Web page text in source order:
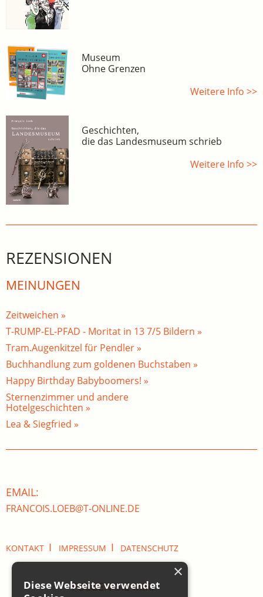
Museum
Ohne Grenzen
Weitere Info >>
Geschichten,
die das Landesmuseum schrieb
Weitere Info >>
REZENSIONEN
MEINUNGEN
Zeitweichen »
T-RUMP-EL-PFAD - Moritat in 13 7/5 Bildern »
Tram.Augenkitzel für Pendler »
Buchhandlung zum goldenen Buchstaben »
Happy Birthday Babyboomers! »
Sternenzimmer und andere
Hotelgeschichten »
Lea & Siegfried »
EMAIL:
FRANCOIS.LOEB@T-ONLINE.DE
KONTAKT I IMPRESSUM I DATENSCHUTZ
FOLGEN SIE MIR:
×
Diese Webseite verwendet